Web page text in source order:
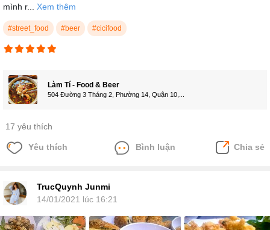
mình r... Xem thêm
#street_food #beer #cicifood
Làm Tí - Food & Beer
504 Đường 3 Tháng 2, Phường 14, Quận 10,...
17 yêu thích
Yêu thích Bình luận Chia sẻ
TrucQuynh Junmi
14/01/2021 lúc 16:21